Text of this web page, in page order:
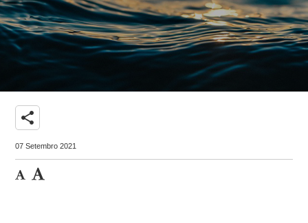
share
07 Setembro 2021